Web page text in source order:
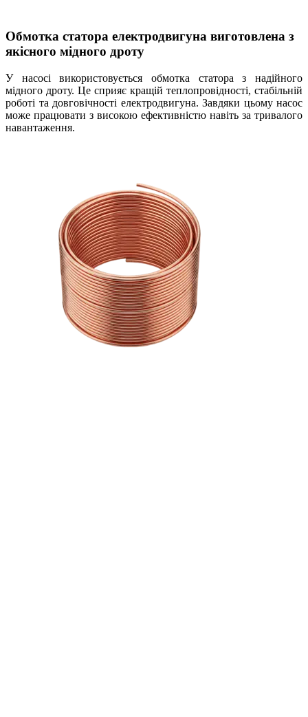
Обмотка статора електродвигуна виготовлена з
якісного мідного дроту
У насосі використовується обмотка статора з надійного
мідного дроту. Це сприяє кращій теплопровідності, стабільній
роботі та довговічності електродвигуна. Завдяки цьому насос
може працювати з високою ефективністю навіть за тривалого
навантаження.